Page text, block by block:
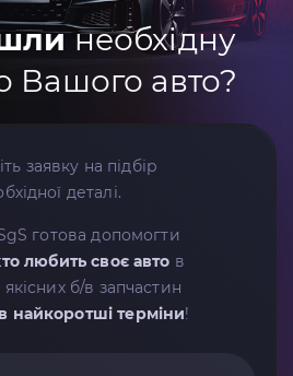
необхідну
Вашого авто?
заявку на підбір
деталі.
готова допомогти
любить своє авто в
б/в запчастин
найкоротші терміни!